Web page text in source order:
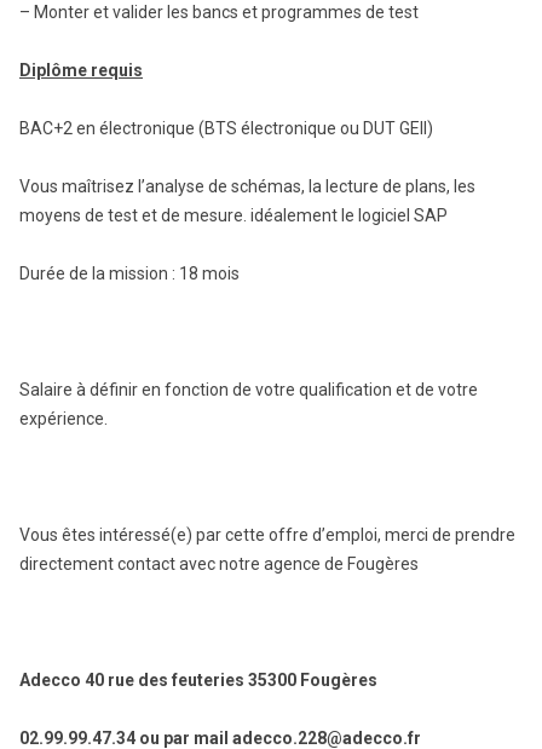
– Monter et valider les bancs et programmes de test
Diplôme requis
BAC+2 en électronique (BTS électronique ou DUT GEII)
Vous maîtrisez l’analyse de schémas, la lecture de plans, les
moyens de test et de mesure. idéalement le logiciel SAP
Durée de la mission : 18 mois
Salaire à définir en fonction de votre qualification et de votre
expérience.
Vous êtes intéressé(e) par cette offre d’emploi, merci de prendre
directement contact avec notre agence de Fougères
Adecco 40 rue des feuteries 35300 Fougères
02.99.99.47.34 ou par mail adecco.228@adecco.fr